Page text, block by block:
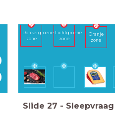
Donkergroene
zone
Lichtgroene
zone
Oranje
zone
Slide 27 - Sleepvraag